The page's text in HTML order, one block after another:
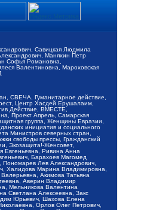
Савицкая Людмила
Маняхин Петр
Софья Романовна,
Валентиновна, Мароховская
СВЕЧА, Гуманитарное действие,
Центр Хасдей Ерушалаим,
Действие, ВМЕСТЕ,
Проект Апрель, Самарская
группа, Женщины Евразии,
инициатив и социального
Министров северных стран,
свободы прессы, Гражданский
Экозащита!-Женсовет,
Евгеньевна, Ривина Анна
Барахоев Магомед
Лев Александрович,
Халидова Марина Владимировна,
Акимова Татьяна
Аверин Владимир
Мельникова Валентина
Светлана Алексеевна, Закс
Юрьевич, Шахова Елена
Орлов Олег Петрович,